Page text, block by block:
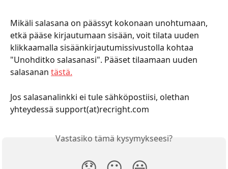
Mikäli salasana on päässyt kokonaan unohtumaan,
etkä pääse kirjautumaan sisään, voit tilata uuden
klikkaamalla sisäänkirjautumissivustolla kohtaa
"Unohditko salasanasi". Pääset tilaamaan uuden
salasanan tästä.
Jos salasanalinkki ei tule sähköpostiisi, olethan
yhteydessä support(at)recright.com
Vastasiko tämä kysymykseesi?